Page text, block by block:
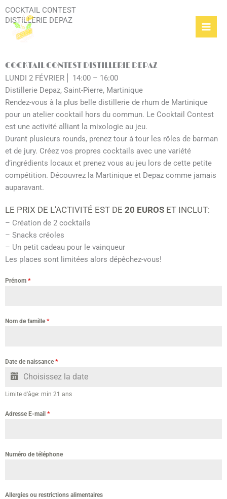
Skip
to
content
COCKTAIL CONTEST
DISTILLERIE DEPAZ
COCKTAIL CONTEST DISTILLERIE DEPAZ
LUNDI 2 FÉVRIER ⎜ 14:00 – 16:00
Distillerie Depaz, Saint-Pierre, Martinique
Rendez-vous à la plus belle distillerie de rhum de Martinique
pour un atelier cocktail hors du commun. Le Cocktail Contest
est une activité alliant la mixologie au jeu.
Durant plusieurs rounds, prenez tour à tour les rôles de barman
et de jury. Créez vos propres cocktails avec une variété
d’ingrédients locaux et prenez vous au jeu lors de cette petite
compétition. Découvrez la Martinique et Depaz comme jamais
auparavant.
LE PRIX DE L’ACTIVITÉ EST DE 20 EUROS ET INCLUT:
– Création de 2 cocktails
– Snacks créoles
– Un petit cadeau pour le vainqueur
Les places sont limitées alors dépêchez-vous!
Prénom *
Nom de famille*
Date de naissance*
Limite d'âge: min 21 ans
Adresse E-mail *
Numéro de téléphone
Allergies ou restrictions alimentaires